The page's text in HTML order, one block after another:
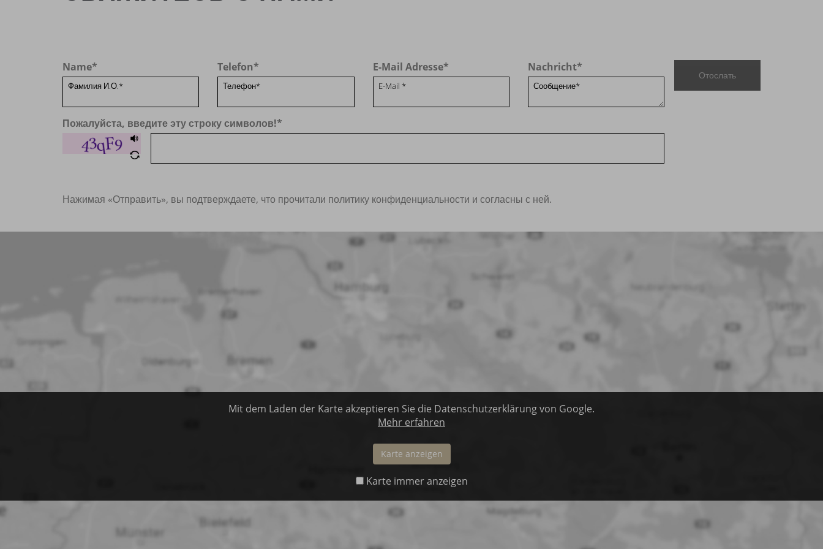
Name* Telefon* E-Mail Adresse* Nachricht*
Пожалуйста, введите эту строку символов!*
Отослать
Нажимая «Отправить», вы подтверждаете, что прочитали политику конфиденциальности и согласны с ней.
Mit dem Laden der Karte akzeptieren Sie die Datenschutzerklärung von Google.
Mehr erfahren
Karte anzeigen
Karte immer anzeigen